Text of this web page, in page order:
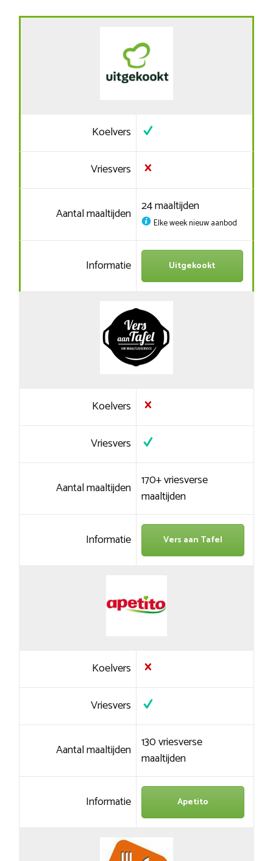
Koelvers
Vriesvers
Aantal maaltijden 24 maaltijden
Elke week nieuw aanbod
Informatie Uitgekookt
Koelvers
Vriesvers
Aantal maaltijden 170+ vriesverse
maaltijden
Informatie Vers aan Tafel
Koelvers
Vriesvers
Aantal maaltijden 130 vriesverse
maaltijden
Informatie Apetito